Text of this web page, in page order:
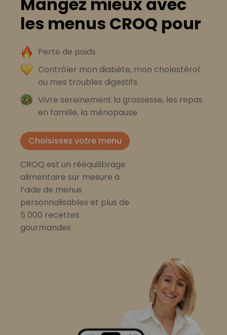
les menus CROQ pour
Perte de poids
Contrôler mon diabète, mon cholestérol
ou mes troubles digestifs
Vivre sereinement la grossesse, les repas
en famille, la ménopause
Choisissez votre menu
CROQ est un rééquilibrage
alimentaire sur mesure à
l’aide de menus
personnalisables et plus de
5 000 recettes
gourmandes